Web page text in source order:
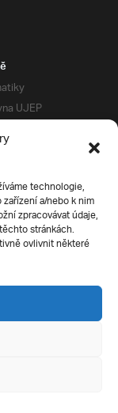
technologie,
a/nebo k nim
zpracovávat údaje,
stránkách.
ovlivnit některé
UJEP
podpory